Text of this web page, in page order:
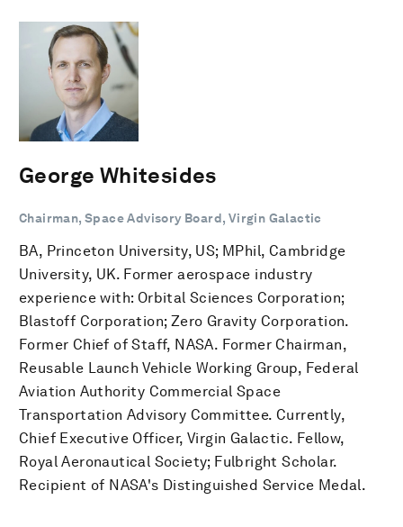
George Whitesides
Chairman, Space Advisory Board, Virgin Galactic
BA, Princeton University, US; MPhil, Cambridge
University, UK. Former aerospace industry
experience with: Orbital Sciences Corporation;
Blastoff Corporation; Zero Gravity Corporation.
Former Chief of Staff, NASA. Former Chairman,
Reusable Launch Vehicle Working Group, Federal
Aviation Authority Commercial Space
Transportation Advisory Committee. Currently,
Chief Executive Officer, Virgin Galactic. Fellow,
Royal Aeronautical Society; Fulbright Scholar.
Recipient of NASA's Distinguished Service Medal.